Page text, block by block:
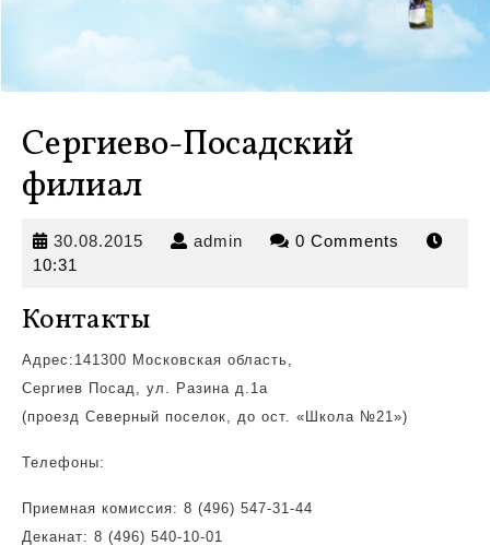
Сергиево-Посадский
филиал
30.08.2015 30.08.2015
admin admin 0 Comments
10:31
Контакты
Адрес:141300 Московская область,
Сергиев Посад, ул. Разина д.1а
(проезд Северный поселок, до ост. «Школа №21»)
Телефоны:
Приемная комиссия: 8 (496) 547-31-44
Деканат: 8 (496) 540-10-01